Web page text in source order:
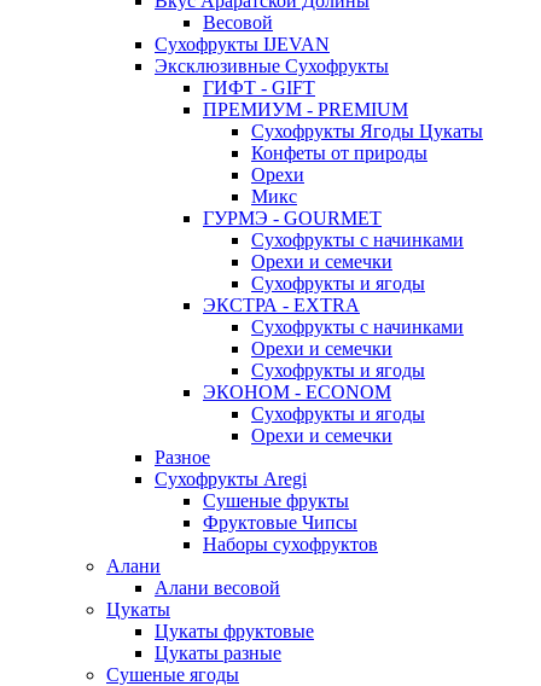
Весовой
Сухофрукты IJEVAN
Эксклюзивные Сухофрукты
ГИФТ - GIFT
ПРЕМИУМ - PREMIUM
Сухофрукты Ягоды Цукаты
Конфеты от природы
Орехи
Микс
ГУРМЭ - GOURMET
Сухофрукты с начинками
Орехи и семечки
Сухофрукты и ягоды
ЭКСТРА - EXTRA
Сухофрукты с начинками
Орехи и семечки
Сухофрукты и ягоды
ЭКОНОМ - ECONOM
Сухофрукты и ягоды
Орехи и семечки
Разное
Сухофрукты Aregi
Сушеные фрукты
Фруктовые Чипсы
Наборы сухофруктов
Алани
Алани весовой
Цукаты
Цукаты фруктовые
Цукаты разные
Сушеные ягоды